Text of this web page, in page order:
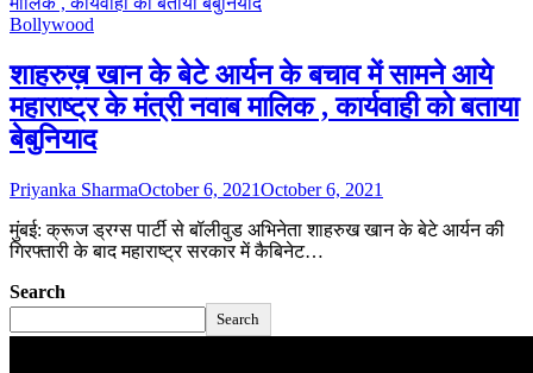
Bollywood
शाहरुख़ खान के बेटे आर्यन के बचाव में सामने आये
महाराष्ट्र के मंत्री नवाब मालिक , कार्यवाही को बताया
बेबुनियाद
Priyanka SharmaOctober 6, 2021October 6, 2021
मुंबई: क्रूज ड्रग्स पार्टी से बॉलीवुड अभिनेता शाहरुख खान के बेटे आर्यन की
गिरफ्तारी के बाद महाराष्ट्र सरकार में कैबिनेट…
Search
Search